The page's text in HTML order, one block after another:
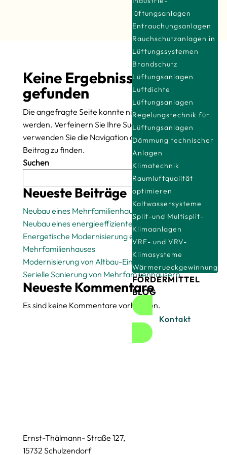
lüftungsanlagen
Entrauchungsanlagen
Rauchschutzanlagen in
Lüftungssystemen
Brandschutz
Lüftungsanlagen
Luftdichte
Lüftungsanlagen
Regelungstechnik für
Lüftungsanlagen
Dämmung technischer
Anlagen
Klimatechnik
Raumluftqualität
optimieren
Kaltwassersysteme
Split-und Multisplit-
Klimaanlagen
VRF- und VRV-
Klimasysteme
Wärmerueckgewinnung
FÖRDERMITTEL
BLOG
Kontakt
Keine Ergebnisse
gefunden
Die angefragte Seite konnte nicht gefunden
werden. Verfeinern Sie Ihre Suche oder
verwenden Sie die Navigation oben, um den
Beitrag zu finden.
Suchen
Suchen
Neueste Beiträge
Neubau eines Mehrfamilienhauses
Neubau eines energieeffizienten Einfamilienhauses
Energetische Modernisierung eines
Mehrfamilienhauses
Modernisierung von Altbau-Einfamilienhäusern
Serielle Sanierung von Mehrfamilienhäusern
Neueste Kommentare
Es sind keine Kommentare vorhanden.
Ernst-Thälmann- Straße 127,
15732 Schulzendorf